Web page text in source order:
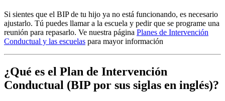
Si sientes que el BIP de tu hijo ya no está funcionando, es necesario
ajustarlo. Tú puedes llamar a la escuela y pedir que se programe una
reunión para repasarlo. Ve nuestra página Planes de Intervención
Conductual y las escuelas para mayor información
¿Qué es el Plan de Intervención
Conductual (BIP por sus siglas en inglés)?